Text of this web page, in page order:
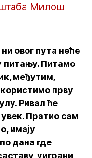
Милош
овог пута неће
питању. Питамо
међутим,
прву
Ривал ће
Пратио сам
имају
дана где
уиграни